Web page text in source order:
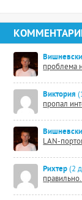
проблема
Виктория
пропал
LAN-
Рихтер (2